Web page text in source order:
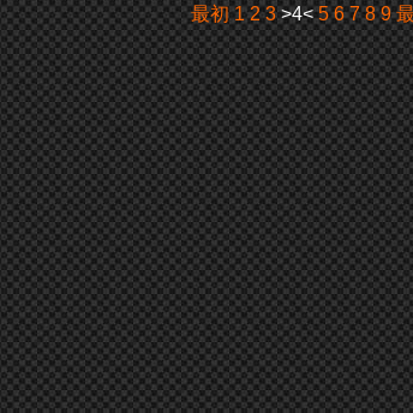
最初 1 2 3>4<5 6 7 8 9